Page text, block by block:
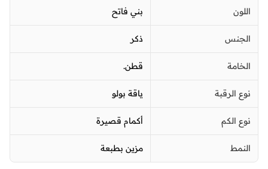
اللون بني فاتح
الجنس ذكر
الخامة قطن.
نوع الرقبة ياقة بولو
نوع الكم أكمام قصيرة
النمط مزين بطبعة